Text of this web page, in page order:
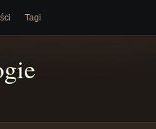
Tagi